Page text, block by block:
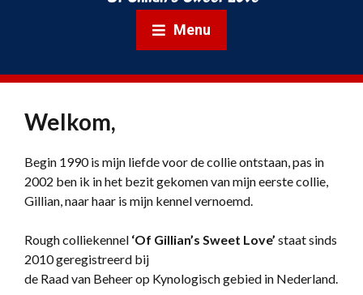
Menu
Welkom,
Begin 1990 is mijn liefde voor de collie ontstaan, pas in
2002 ben ik in het bezit gekomen van mijn eerste collie,
Gillian, naar haar is mijn kennel vernoemd.
Rough colliekennel ‘Of Gillian’s Sweet Love’ staat sinds
2010 geregistreerd bij
de Raad van Beheer op Kynologisch gebied in Nederland.